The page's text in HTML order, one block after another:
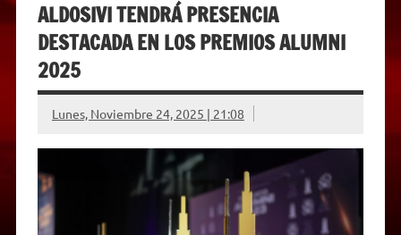
ALDOSIVI TENDRÁ PRESENCIA
DESTACADA EN LOS PREMIOS ALUMNI
2025
Lunes, Noviembre 24, 2025 | 21:08